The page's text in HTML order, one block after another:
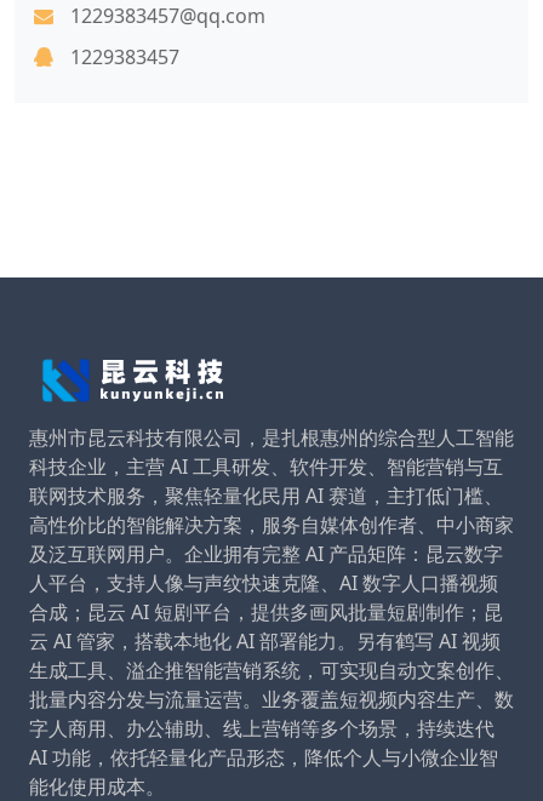
1229383457@qq.com
1229383457
惠州市昆云科技有限公司，是扎根惠州的综合型人工智能
科技企业，主营 AI 工具研发、软件开发、智能营销与互
联网技术服务，聚焦轻量化民用 AI 赛道，主打低门槛、
高性价比的智能解决方案，服务自媒体创作者、中小商家
及泛互联网用户。企业拥有完整 AI 产品矩阵：昆云数字
人平台，支持人像与声纹快速克隆、AI 数字人口播视频
合成；昆云 AI 短剧平台，提供多画风批量短剧制作；昆
云 AI 管家，搭载本地化 AI 部署能力。另有鹤写 AI 视频
生成工具、溢企推智能营销系统，可实现自动文案创作、
批量内容分发与流量运营。业务覆盖短视频内容生产、数
字人商用、办公辅助、线上营销等多个场景，持续迭代
AI 功能，依托轻量化产品形态，降低个人与小微企业智
能化使用成本。